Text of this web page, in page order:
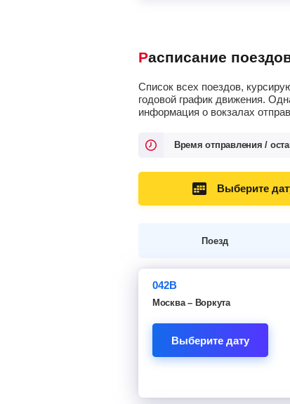
Расписание
Список всех поездов,
годовой график движения.
информация о вокзалах
Время отправления /
Выберите
Поезд
042В
Москва – Воркута
Выберите дату